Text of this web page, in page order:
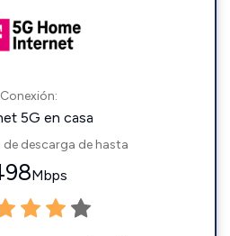
Conexión:
5G en casa
descarga de hasta
Mbps